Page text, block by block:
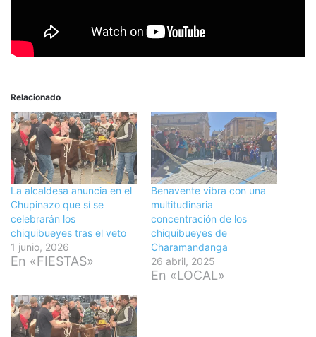
Relacionado
La alcaldesa anuncia en el
Chupinazo que sí se
celebrarán los
chiquibueyes tras el veto
1 junio, 2026
En «FIESTAS»
Benavente vibra con una
multitudinaria
concentración de los
chiquibueyes de
Charamandanga
26 abril, 2025
En «LOCAL»